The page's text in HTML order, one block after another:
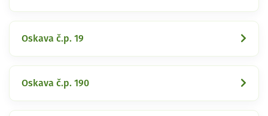
Oskava č.p. 19
Oskava č.p. 190